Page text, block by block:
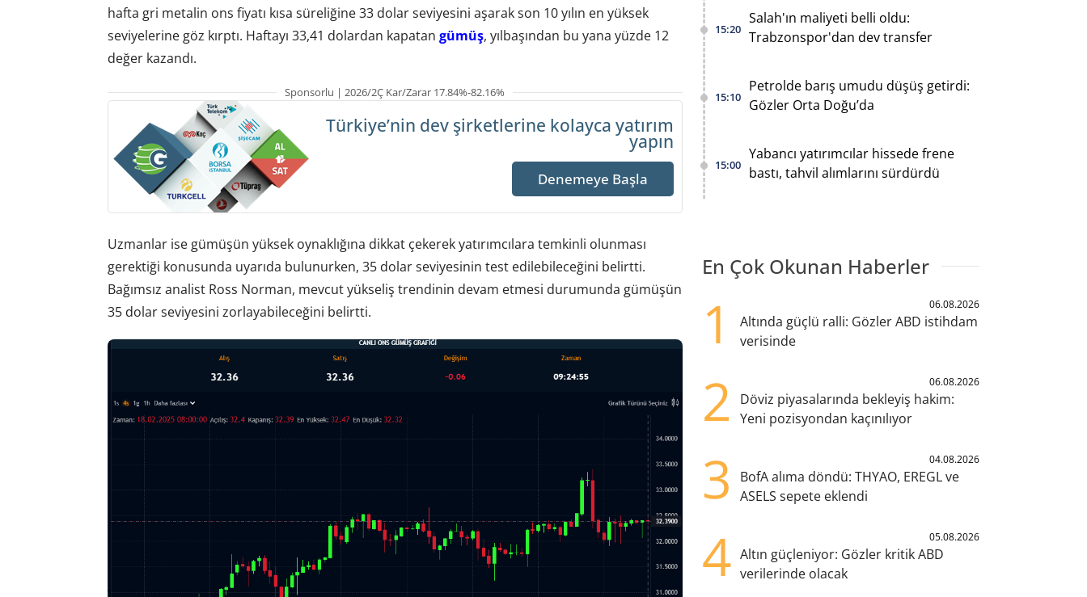
hafta gri metalin ons fiyatı kısa süreliğine 33 dolar seviyesini aşarak son 10 yılın en yüksek
seviyelerine göz kırptı. Haftayı 33,41 dolardan kapatan gümüş, yılbaşından bu yana yüzde 12
değer kazandı.
Sponsorlu | 2026/2Ç Kar/Zarar 17.84%-82.16%
Türkiye’nin dev şirketlerine kolayca yatırım
yapın
Denemeye Başla
Uzmanlar ise gümüşün yüksek oynaklığına dikkat çekerek yatırımcılara temkinli olunması
gerektiği konusunda uyarıda bulunurken, 35 dolar seviyesinin test edilebileceğini belirtti.
Bağımsız analist Ross Norman, mevcut yükseliş trendinin devam etmesi durumunda gümüşün
35 dolar seviyesini zorlayabileceğini belirtti.
15:20
Salah'ın maliyeti belli oldu:
Trabzonspor'dan dev transfer
15:10
Petrolde barış umudu düşüş getirdi:
Gözler Orta Doğu’da
15:00
Yabancı yatırımcılar hissede frene
bastı, tahvil alımlarını sürdürdü
En Çok Okunan Haberler
1 06.08.2026
Altında güçlü ralli: Gözler ABD istihdam
verisinde
2 06.08.2026
Döviz piyasalarında bekleyiş hakim:
Yeni pozisyondan kaçınılıyor
3 04.08.2026
BofA alıma döndü: THYAO, EREGL ve
ASELS sepete eklendi
4 05.08.2026
Altın güçleniyor: Gözler kritik ABD
verilerinde olacak